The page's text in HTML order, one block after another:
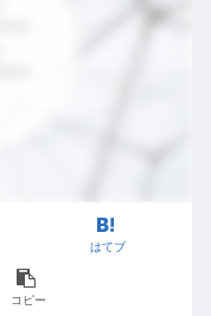
はてブ
コピー